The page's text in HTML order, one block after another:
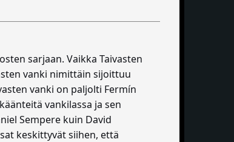
sarjaan. Vaikka Taivasten
vanki nimittäin sijoittuu
vanki on paljolti Fermín
vankilassa ja sen
Sempere kuin David
keskittyvät siihen, että